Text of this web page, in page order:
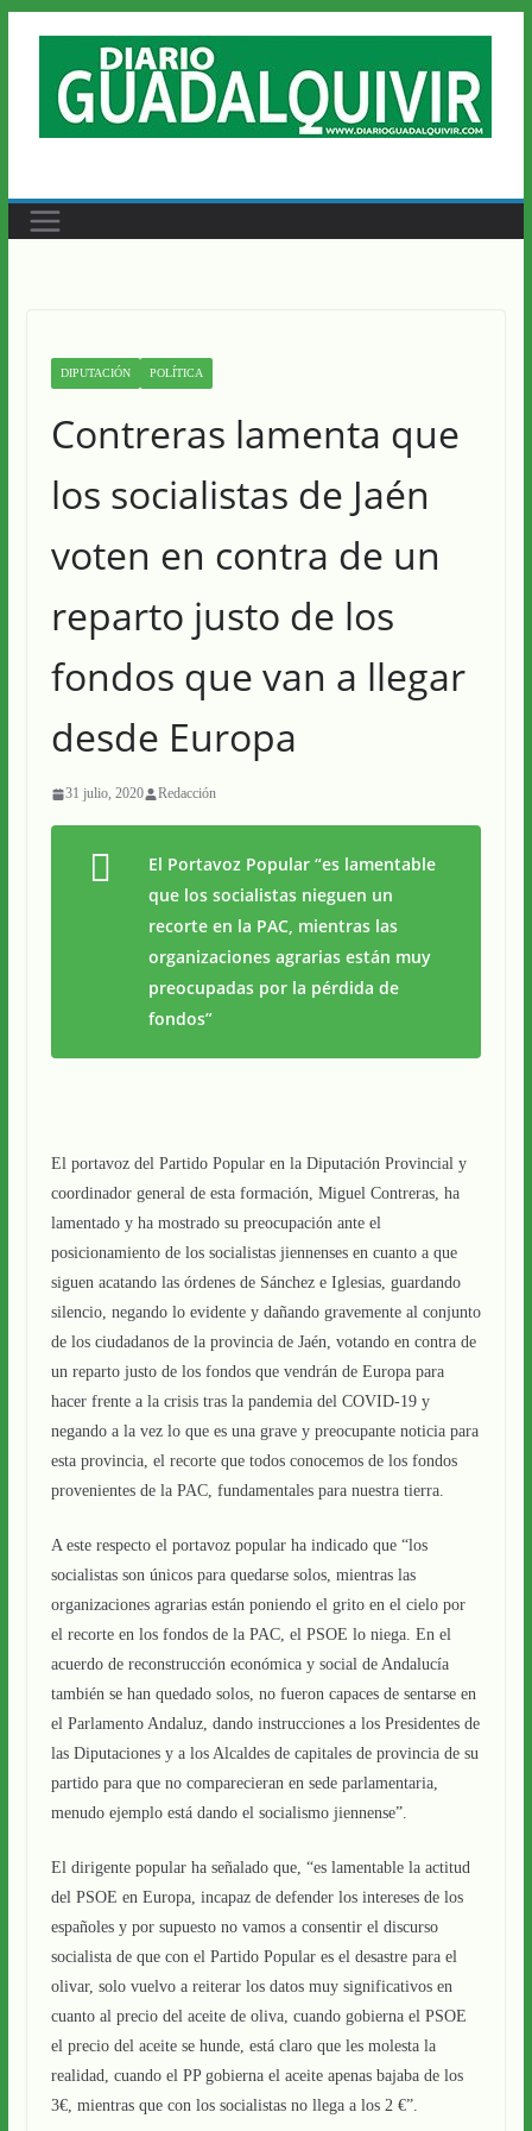
contenido
DIPUTACIÓN POLÍTICA
Contreras lamenta que
los socialistas de Jaén
voten en contra de un
reparto justo de los
fondos que van a llegar
desde Europa
31 julio, 2020 Redacción
El Portavoz Popular “es lamentable
que los socialistas nieguen un
recorte en la PAC, mientras las
organizaciones agrarias están muy
preocupadas por la pérdida de
fondos”
El portavoz del Partido Popular en la Diputación Provincial y
coordinador general de esta formación, Miguel Contreras, ha
lamentado y ha mostrado su preocupación ante el
posicionamiento de los socialistas jiennenses en cuanto a que
siguen acatando las órdenes de Sánchez e Iglesias, guardando
silencio, negando lo evidente y dañando gravemente al conjunto
de los ciudadanos de la provincia de Jaén, votando en contra de
un reparto justo de los fondos que vendrán de Europa para
hacer frente a la crisis tras la pandemia del COVID-19 y
negando a la vez lo que es una grave y preocupante noticia para
esta provincia, el recorte que todos conocemos de los fondos
provenientes de la PAC, fundamentales para nuestra tierra.
A este respecto el portavoz popular ha indicado que “los
socialistas son únicos para quedarse solos, mientras las
organizaciones agrarias están poniendo el grito en el cielo por
el recorte en los fondos de la PAC, el PSOE lo niega. En el
acuerdo de reconstrucción económica y social de Andalucía
también se han quedado solos, no fueron capaces de sentarse en
el Parlamento Andaluz, dando instrucciones a los Presidentes de
las Diputaciones y a los Alcaldes de capitales de provincia de su
partido para que no comparecieran en sede parlamentaria,
menudo ejemplo está dando el socialismo jiennense”.
El dirigente popular ha señalado que, “es lamentable la actitud
del PSOE en Europa, incapaz de defender los intereses de los
españoles y por supuesto no vamos a consentir el discurso
socialista de que con el Partido Popular es el desastre para el
olivar, solo vuelvo a reiterar los datos muy significativos en
cuanto al precio del aceite de oliva, cuando gobierna el PSOE
el precio del aceite se hunde, está claro que les molesta la
realidad, cuando el PP gobierna el aceite apenas bajaba de los
3€, mientras que con los socialistas no llega a los 2 €”.